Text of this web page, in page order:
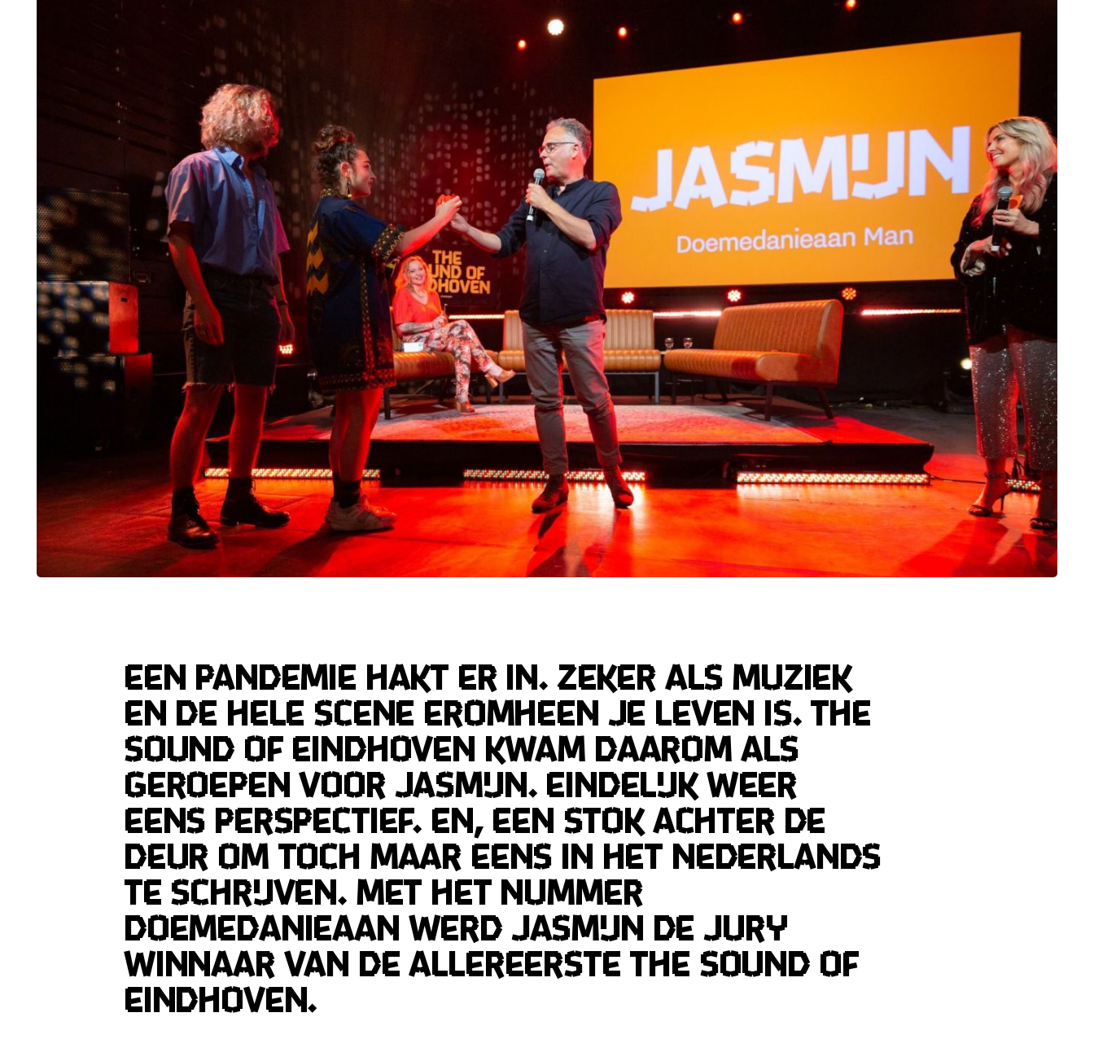
Een pandemie hakt er in. Zeker als muziek
en de hele scene eromheen je leven is. The
Sound of Eindhoven kwam daarom als
geroepen voor Jasmijn. Eindelijk weer
eens perspectief. En, een stok achter de
deur om toch maar eens in het Nederlands
te schrijven. Met het nummer
Doemedanieaan werd Jasmijn de jury
winnaar van de allereerste The Sound of
Eindhoven.